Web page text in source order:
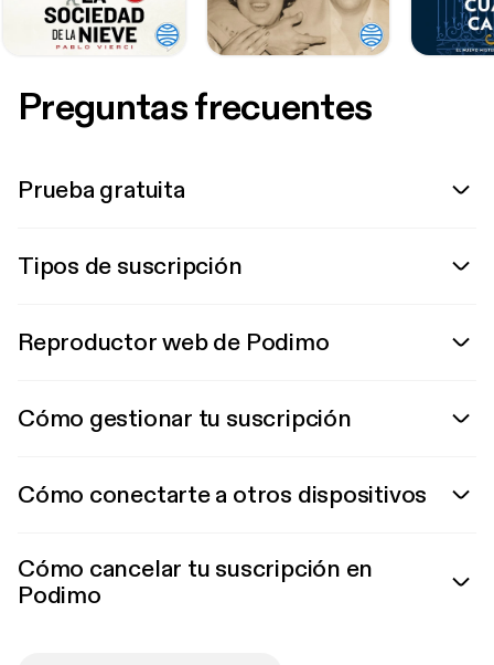
Preguntas frecuentes
Prueba gratuita
Tipos de suscripción
Reproductor web de Podimo
Cómo gestionar tu suscripción
Cómo conectarte a otros dispositivos
Cómo cancelar tu suscripción en
Podimo